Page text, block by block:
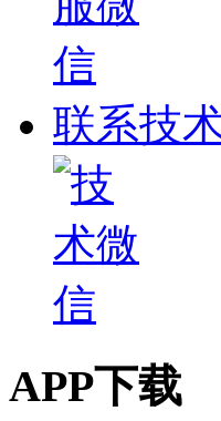
联系技
APP下载